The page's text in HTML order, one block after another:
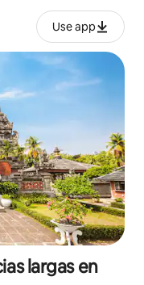
Use app
largas en